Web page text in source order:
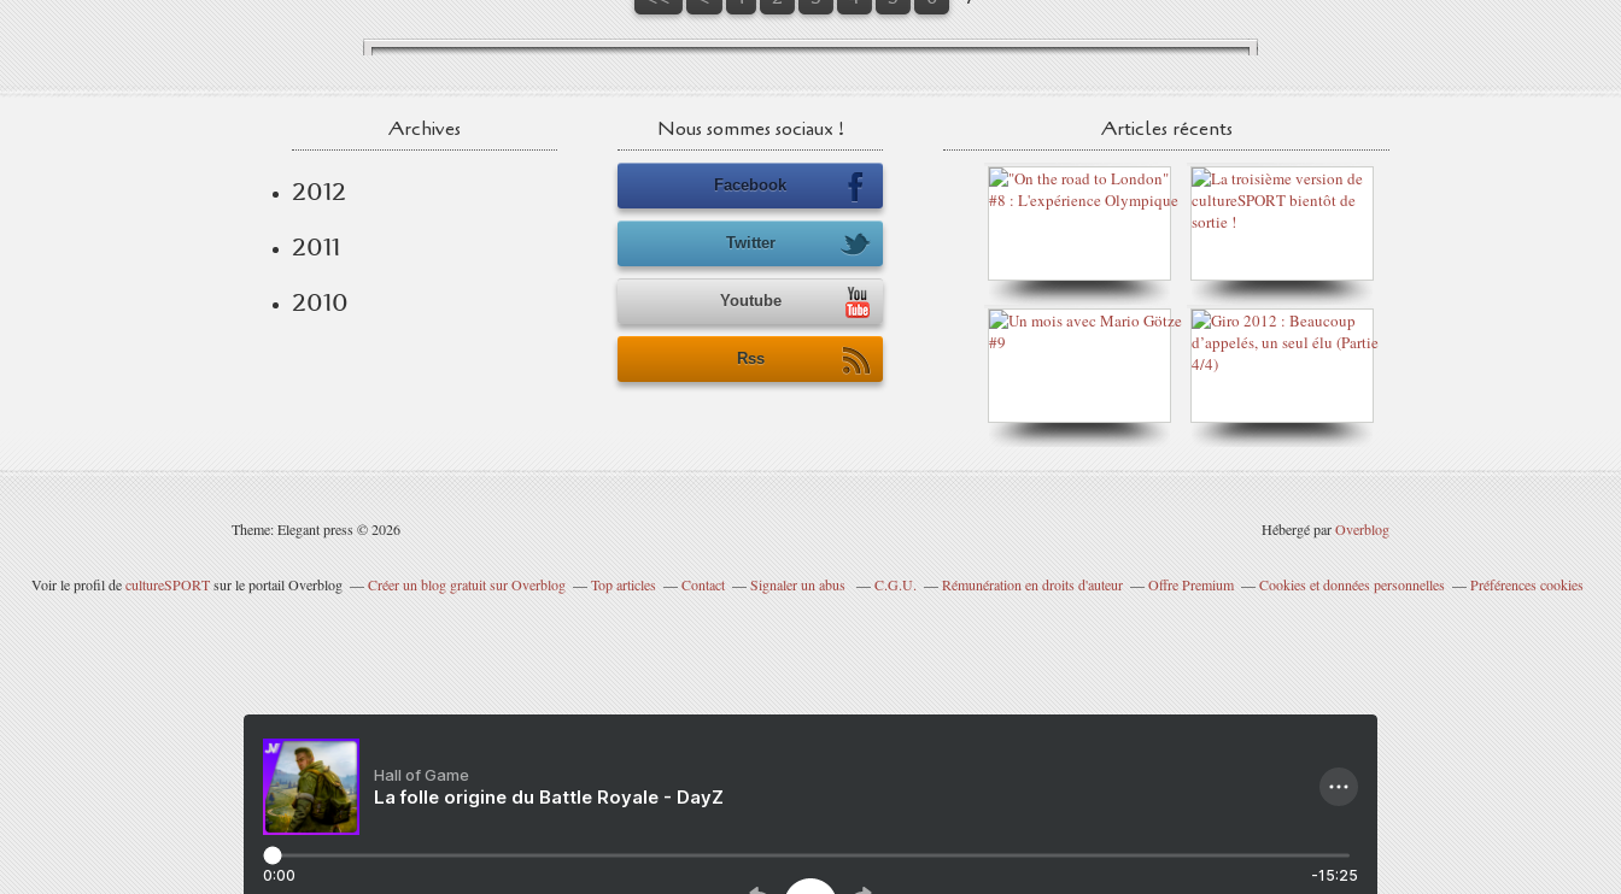
Archives
2012
2011
2010
Nous sommes sociaux !
Facebook
Twitter
Youtube
Rss
Articles récents
Theme: Elegant press © 2026 Hébergé parOverblog
Voir le profil decultureSPORTsur le portail Overblog Créer un blog gratuit sur Overblog Top articles Contact Signaler un abus C.G.U. Rémunération en droits d'auteur Offre Premium Cookies et données personnelles Préférences cookies
Hall of Game
La folle origine du Battle Royale - DayZ
0:00 -15:25